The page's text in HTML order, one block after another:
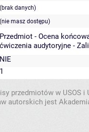
(brak danych)
(nie masz dostępu)
Przedmiot - Ocena
ćwiczenia audytoryjne -
NIE
1
przedmiotów w USOS
autorskich jest